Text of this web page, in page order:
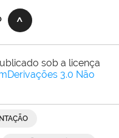
sob a licença
3.0 Não